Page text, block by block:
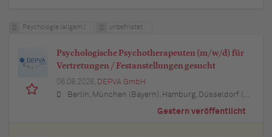
Psychologie (allgem.) unbefristet
Psychologische Psychotherapeuten (m/w/d) für
Vertretungen / Festanstellungen gesucht
06.08.2026, DEPVA GmbH
Berlin, München (Bayern), Hamburg, Düsseldorf (Nordrhein-Westfalen), Köln (Nordrhein-Westfalen), Essen (Nordrhein-Westfalen), Dortmund (Nordrhein-Westfalen), Stuttgart (Baden-Württemberg), Heilbronn (Baden-Württemberg), Hannover (Niedersachsen), Rostock (Mecklenburg-Vorpommern), Kiel (Schleswig-Holstein), Augsburg (Bayern), Nürnberg (Bayern), Frankfurt am Main (Hessen), Bremen, Schwerin (Mecklenburg-Vorpommern), Mainz (Rheinland-Pfalz), Saarbrücken (Saarland), Dresden (Sachsen), Magdeburg (Sachsen-Anhalt), Potsdam (Brandenburg), Erfurt (Thüringen), Würzburg (Bayern), Heilbronn (Baden-Württemberg), Leipzig (Sachsen)
Gestern veröffentlicht